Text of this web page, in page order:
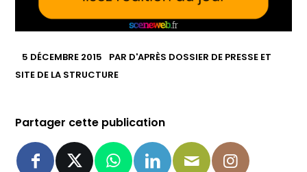
5 DÉCEMBRE 2015 PAR D'APRÈS DOSSIER DE PRESSE ET
SITE DE LA STRUCTURE
Partager cette publication